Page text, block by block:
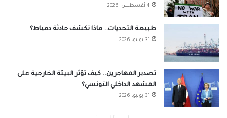
4 أغسطس، 2026
طبيعة التحديات.. ماذا تكشف حادثة دمياط؟
31 يوليو، 2026
تصدير المهاجرين.. كيف تؤثر البيئة الخارجية على
المشهد الداخلي التونسي؟
31 يوليو، 2026